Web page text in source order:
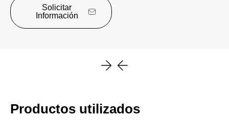
Solicitar
Información
Productos utilizados